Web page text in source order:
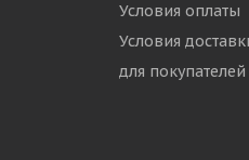
Условия оплаты
Условия
для покупателей